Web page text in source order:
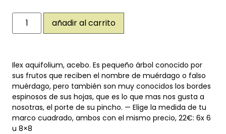
añadir al carrito
Ilex aquifolium, acebo. Es pequeño árbol conocido por
sus frutos que reciben el nombre de muérdago o falso
muérdago, pero también son muy conocidos los bordes
espinosos de sus hojas, que es lo que mas nos gusta a
nosotras, el porte de su pincho. — Elige la medida de tu
marco cuadrado, ambos con el mismo precio, 22€: 6x 6
u 8×8